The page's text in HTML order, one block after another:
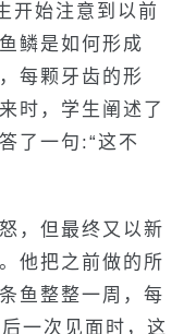
开始注意到以前
鳞是如何形成
每颗牙齿的形
时，学生阐述了
了一句:“这不
，但最终又以新
他把之前做的所
鱼整整一周，每
一次见面时，这